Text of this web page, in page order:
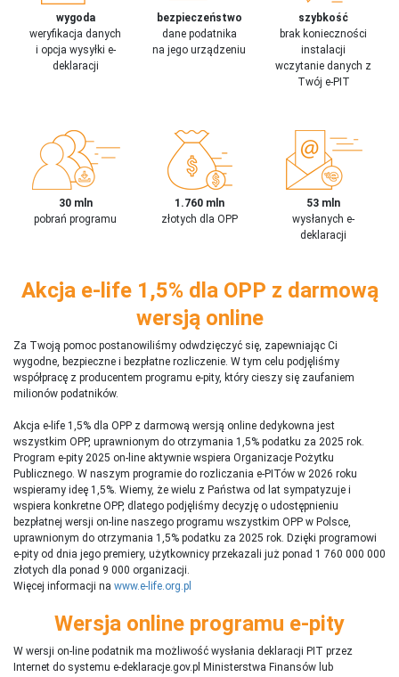
wygoda
weryfikacja danych
i opcja wysyłki e-
deklaracji
bezpieczeństwo
dane podatnika
na jego urządzeniu
szybkość
brak konieczności
instalacji
wczytanie danych z
Twój e-PIT
30 mln
pobrań programu
1.760 mln
złotych dla OPP
53 mln
wysłanych e-
deklaracji
Akcja e-life 1,5% dla OPP z darmową
wersją online
Za Twoją pomoc postanowiliśmy odwdzięczyć się, zapewniając Ci
wygodne, bezpieczne i bezpłatne rozliczenie. W tym celu podjęliśmy
współpracę z producentem programu e-pity, który cieszy się zaufaniem
milionów podatników.
Akcja e-life 1,5% dla OPP z darmową wersją online dedykowna jest
wszystkim OPP, uprawnionym do otrzymania 1,5% podatku za 2025 rok.
Program e-pity 2025 on-line aktywnie wspiera Organizacje Pożytku
Publicznego. W naszym programie do rozliczania e-PITów w 2026 roku
wspieramy ideę 1,5%. Wiemy, że wielu z Państwa od lat sympatyzuje i
wspiera konkretne OPP, dlatego podjęliśmy decyzję o udostępnieniu
bezpłatnej wersji on-line naszego programu wszystkim OPP w Polsce,
uprawnionym do otrzymania 1,5% podatku za 2025 rok. Dzięki programowi
e-pity od dnia jego premiery, użytkownicy przekazali już ponad 1 760 000 000
złotych dla ponad 9 000 organizacji.
Więcej informacji na www.e-life.org.pl
Wersja online programu e-pity
W wersji on-line podatnik ma możliwość wysłania deklaracji PIT przez
Internet do systemu e-deklaracje.gov.pl Ministerstwa Finansów lub